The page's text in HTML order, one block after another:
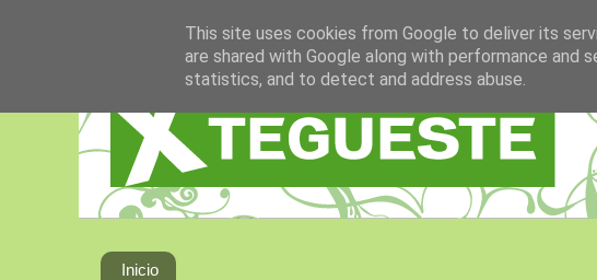
Inicio
This site uses cookies from Google to deliver its
are shared with Google along with performance
statistics, and to detect and address abuse.